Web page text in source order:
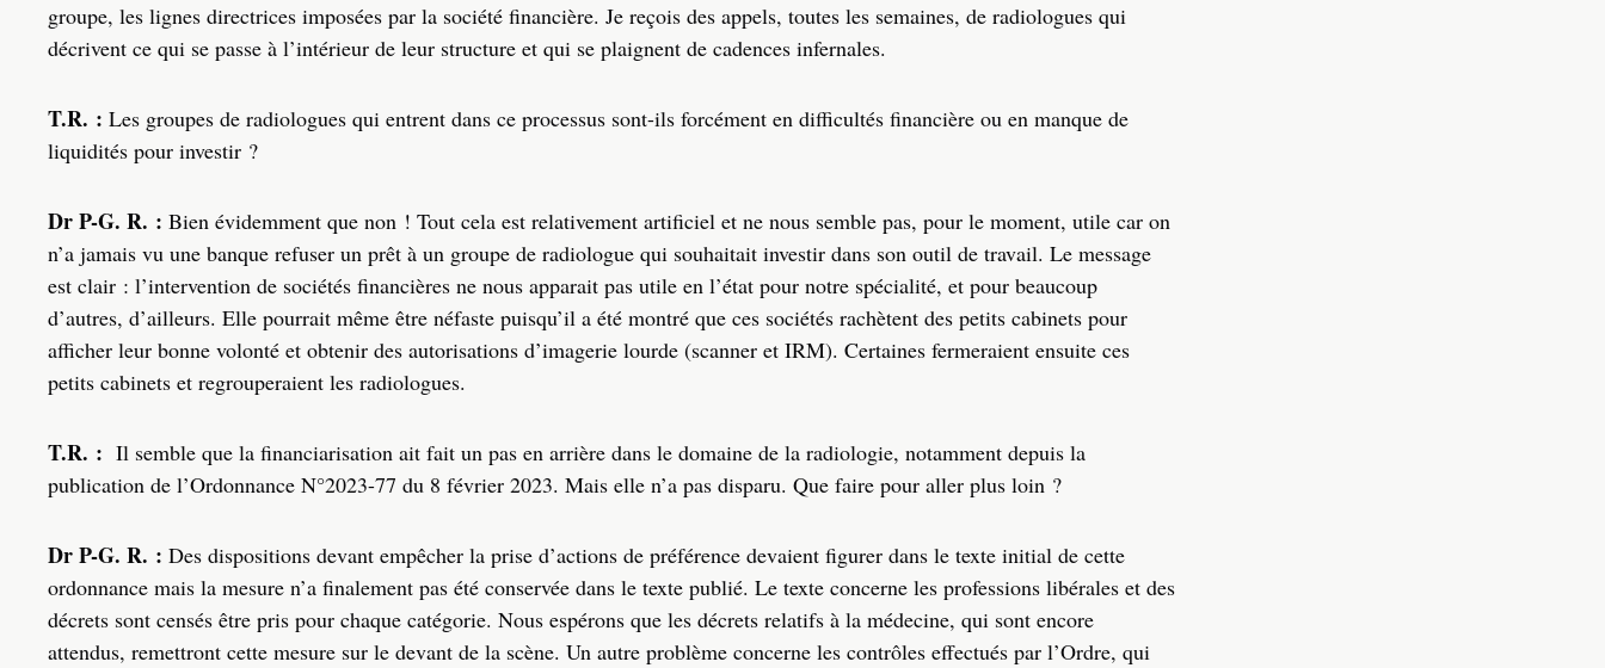
groupe, les lignes directrices imposées par la société financière. Je reçois des appels, toutes les semaines, de radiologues qui
décrivent ce qui se passe à l’intérieur de leur structure et qui se plaignent de cadences infernales.
T.R. : Les groupes de radiologues qui entrent dans ce processus sont-ils forcément en difficultés financière ou en manque de
liquidités pour investir ?
Dr P-G. R. : Bien évidemment que non ! Tout cela est relativement artificiel et ne nous semble pas, pour le moment, utile car on
n’a jamais vu une banque refuser un prêt à un groupe de radiologue qui souhaitait investir dans son outil de travail. Le message
est clair : l’intervention de sociétés financières ne nous apparait pas utile en l’état pour notre spécialité, et pour beaucoup
d’autres, d’ailleurs. Elle pourrait même être néfaste puisqu’il a été montré que ces sociétés rachètent des petits cabinets pour
afficher leur bonne volonté et obtenir des autorisations d’imagerie lourde (scanner et IRM). Certaines fermeraient ensuite ces
petits cabinets et regrouperaient les radiologues.
T.R. : Il semble que la financiarisation ait fait un pas en arrière dans le domaine de la radiologie, notamment depuis la
publication de l’Ordonnance N°2023-77 du 8 février 2023. Mais elle n’a pas disparu. Que faire pour aller plus loin ?
Dr P-G. R. : Des dispositions devant empêcher la prise d’actions de préférence devaient figurer dans le texte initial de cette
ordonnance mais la mesure n’a finalement pas été conservée dans le texte publié. Le texte concerne les professions libérales et des
décrets sont censés être pris pour chaque catégorie. Nous espérons que les décrets relatifs à la médecine, qui sont encore
attendus, remettront cette mesure sur le devant de la scène. Un autre problème concerne les contrôles effectués par l’Ordre, qui